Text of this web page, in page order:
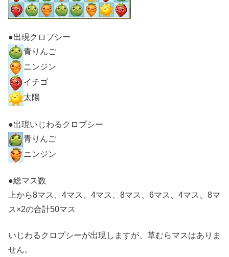
●出現クロプシー
青りんご
ニンジン
イチゴ
太陽
●出現いじわるクロプシー
青りんご
ニンジン
●総マス数
上から8マス、4マス、4マス、8マス、6マス、4マス、8マ
ス×2の合計50マス
いじわるクロプシーが出現しますが、草むらマスはありま
せん。